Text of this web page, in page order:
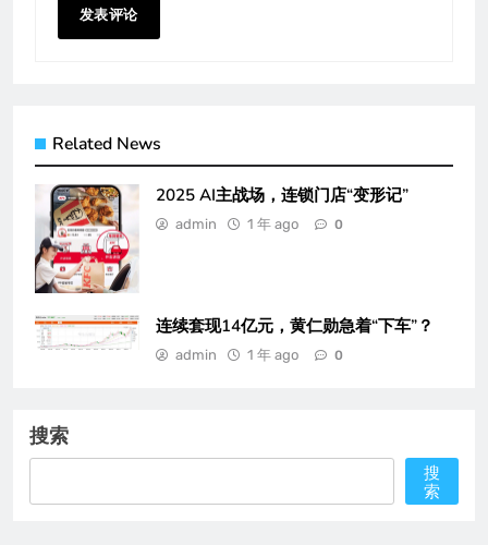
Related News
2025 AI主战场，连锁门店“变形记”
admin 1 年 ago 0
连续套现14亿元，黄仁勋急着“下车”？
admin 1 年 ago 0
搜索
搜
索